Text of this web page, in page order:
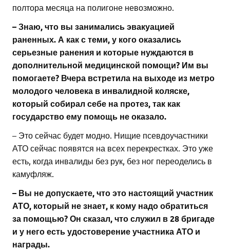
полтора месяца на полигоне невозможно.
– Знаю, что вы занимались эвакуацией
раненных. А как с теми, у кого оказались
серьезные ранения и которые нуждаются в
дополнительной медицинской помощи? Им вы
помогаете? Вчера встретила на выходе из метро
молодого человека в инвалидной коляске,
который собирал себе на протез, так как
государство ему помощь не оказало.
– Это сейчас будет модно. Нищие псевдоучастники
АТО сейчас появятся на всех перекрестках. Это уже
есть, когда инвалиды без рук, без ног переоделись в
камуфляж.
– Вы не допускаете, что это настоящий участник
АТО, который не знает, к кому надо обратиться
за помощью? Он сказал, что служил в 28 бригаде
и у него есть удостоверение участника АТО и
награды.